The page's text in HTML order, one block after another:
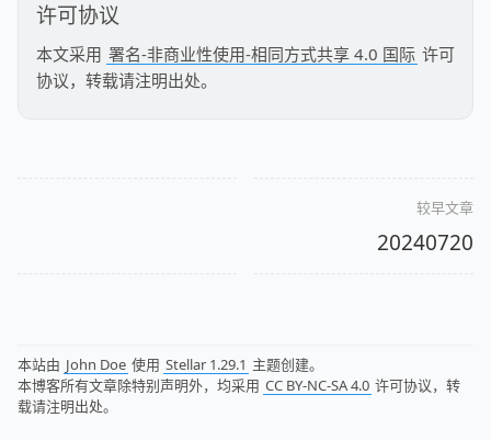
许可协议
本文采用 署名-非商业性使用-相同方式共享 4.0 国际 许可
协议，转载请注明出处。
较早文章
20240720
本站由 John Doe 使用 Stellar 1.29.1 主题创建。
本博客所有文章除特别声明外，均采用 CC BY-NC-SA 4.0 许可协议，转
载请注明出处。